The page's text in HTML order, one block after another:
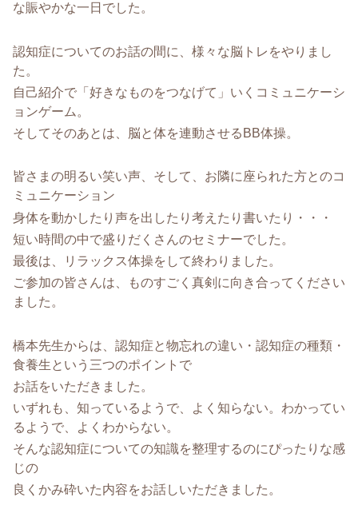
な賑やかな一日でした。
認知症についてのお話の間に、様々な脳トレをやりまし
た。
自己紹介で「好きなものをつなげて」いくコミュニケーシ
ョンゲーム。
そしてそのあとは、脳と体を連動させるBB体操。
皆さまの明るい笑い声、そして、お隣に座られた方とのコ
ミュニケーション
身体を動かしたり声を出したり考えたり書いたり・・・
短い時間の中で盛りだくさんのセミナーでした。
最後は、リラックス体操をして終わりました。
ご参加の皆さんは、ものすごく真剣に向き合ってください
ました。
橋本先生からは、認知症と物忘れの違い・認知症の種類・
食養生という三つのポイントで
お話をいただきました。
いずれも、知っているようで、よく知らない。わかってい
るようで、よくわからない。
そんな認知症についての知識を整理するのにぴったりな感
じの
良くかみ砕いた内容をお話しいただきました。